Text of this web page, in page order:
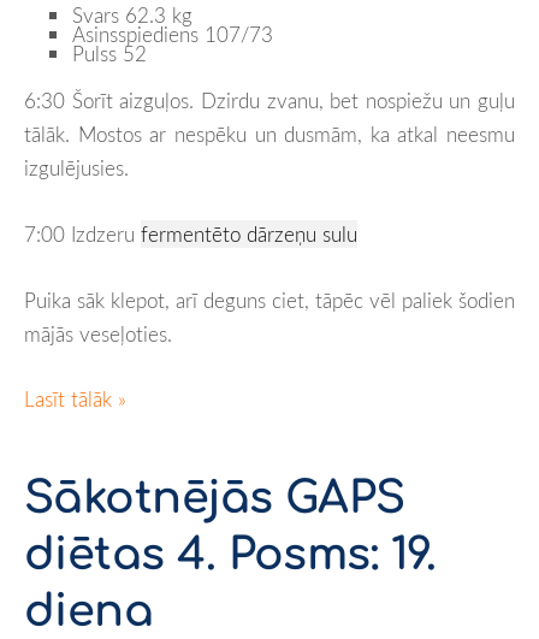
Svars 62.3 kg
Asinsspiediens 107/73
Pulss 52
6:30 Šorīt aizguļos. Dzirdu zvanu, bet nospiežu un guļu
tālāk. Mostos ar nespēku un dusmām, ka atkal neesmu
izgulējusies.
7:00 Izdzeru fermentēto dārzeņu sulu
Puika sāk klepot, arī deguns ciet, tāpēc vēl paliek šodien
mājās veseļoties.
Lasīt tālāk »
Sākotnējās GAPS
diētas 4. Posms: 19.
diena